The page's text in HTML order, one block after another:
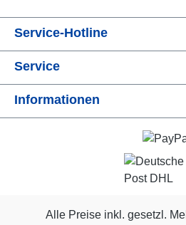
Service-Hotline
Service
Informationen
Alle Preise inkl. gesetzl.